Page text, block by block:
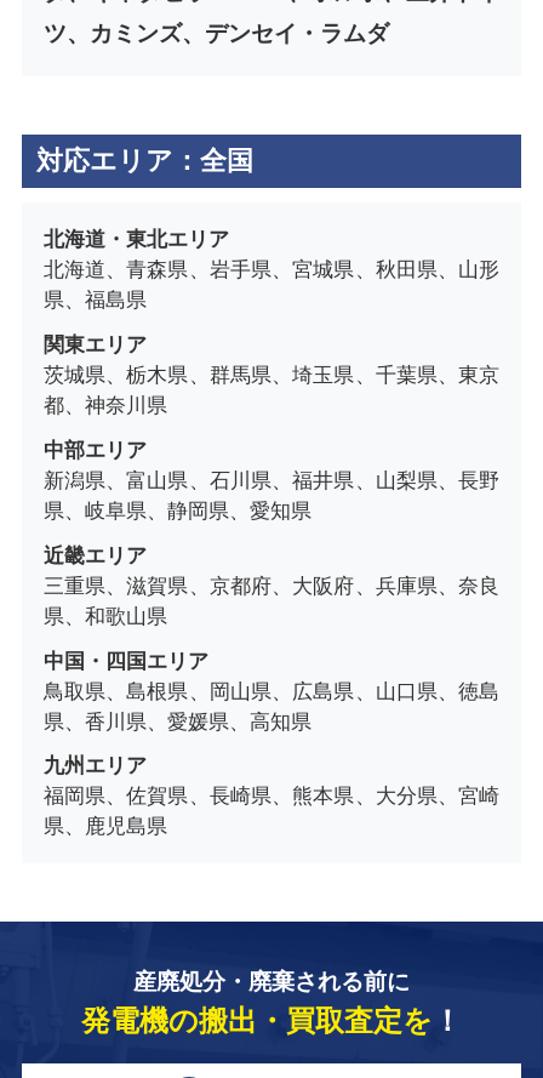
ツ、カミンズ、デンセイ・ラムダ
対応エリア：全国
北海道・東北エリア
北海道、青森県、岩手県、宮城県、秋田県、山形
県、福島県
関東エリア
茨城県、栃木県、群馬県、埼玉県、千葉県、東京
都、神奈川県
中部エリア
新潟県、富山県、石川県、福井県、山梨県、長野
県、岐阜県、静岡県、愛知県
近畿エリア
三重県、滋賀県、京都府、大阪府、兵庫県、奈良
県、和歌山県
中国・四国エリア
鳥取県、島根県、岡山県、広島県、山口県、徳島
県、香川県、愛媛県、高知県
九州エリア
福岡県、佐賀県、長崎県、熊本県、大分県、宮崎
県、鹿児島県
産廃処分・廃棄される前に
発電機の搬出・買取査定を ！